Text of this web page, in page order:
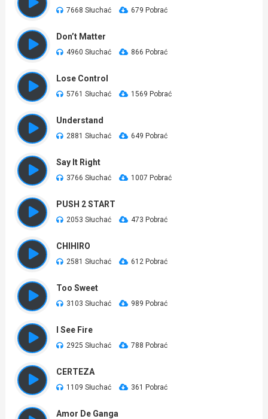
7668 Słuchać 679 Pobrać
Don’t Matter
4960 Słuchać 866 Pobrać
Lose Control
5761 Słuchać 1569 Pobrać
Understand
2881 Słuchać 649 Pobrać
Say It Right
3766 Słuchać 1007 Pobrać
PUSH 2 START
2053 Słuchać 473 Pobrać
CHIHIRO
2581 Słuchać 612 Pobrać
Too Sweet
3103 Słuchać 989 Pobrać
I See Fire
2925 Słuchać 788 Pobrać
CERTEZA
1109 Słuchać 361 Pobrać
Amor De Ganga